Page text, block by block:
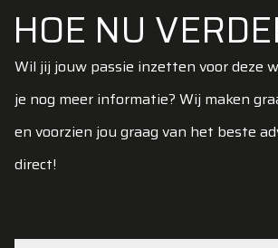
HOE NU
Wil jij jouw passie inzetten voor deze
je nog meer informatie? Wij maken
en voorzien jou graag van het beste
direct!